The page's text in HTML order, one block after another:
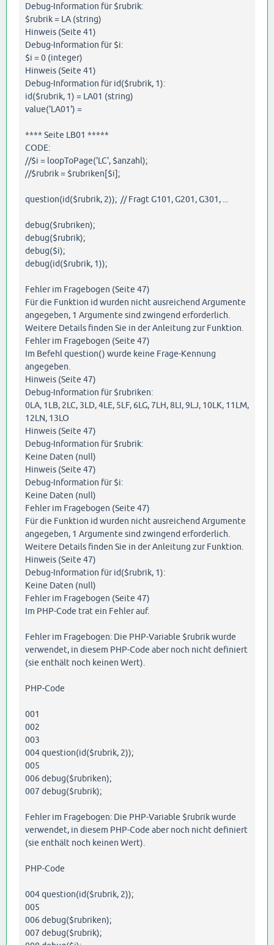
Debug-Information für $rubrik:
$rubrik = LA (string)
Hinweis (Seite 41)
Debug-Information für $i:
$i = 0 (integer)
Hinweis (Seite 41)
Debug-Information für id($rubrik, 1):
id($rubrik, 1) = LA01 (string)
value('LA01') =
**** Seite LB01 *****
CODE:
//$i = loopToPage('LC', $anzahl);
//$rubrik = $rubriken[$i];
question(id($rubrik, 2)); // Fragt G101, G201, G301, ...
debug($rubriken);
debug($rubrik);
debug($i);
debug(id($rubrik, 1));
Fehler im Fragebogen (Seite 47)
Für die Funktion id wurden nicht ausreichend Argumente
angegeben, 1 Argumente sind zwingend erforderlich.
Weitere Details finden Sie in der Anleitung zur Funktion.
Fehler im Fragebogen (Seite 47)
Im Befehl question() wurde keine Frage-Kennung
angegeben.
Hinweis (Seite 47)
Debug-Information für $rubriken:
0LA, 1LB, 2LC, 3LD, 4LE, 5LF, 6LG, 7LH, 8LI, 9LJ, 10LK, 11LM,
12LN, 13LO
Hinweis (Seite 47)
Debug-Information für $rubrik:
Keine Daten (null)
Hinweis (Seite 47)
Debug-Information für $i:
Keine Daten (null)
Fehler im Fragebogen (Seite 47)
Für die Funktion id wurden nicht ausreichend Argumente
angegeben, 1 Argumente sind zwingend erforderlich.
Weitere Details finden Sie in der Anleitung zur Funktion.
Hinweis (Seite 47)
Debug-Information für id($rubrik, 1):
Keine Daten (null)
Fehler im Fragebogen (Seite 47)
Im PHP-Code trat ein Fehler auf.
Fehler im Fragebogen: Die PHP-Variable $rubrik wurde
verwendet, in diesem PHP-Code aber noch nicht definiert
(sie enthält noch keinen Wert).
PHP-Code
001
002
003
004 question(id($rubrik, 2));
005
006 debug($rubriken);
007 debug($rubrik);
Fehler im Fragebogen: Die PHP-Variable $rubrik wurde
verwendet, in diesem PHP-Code aber noch nicht definiert
(sie enthält noch keinen Wert).
PHP-Code
004 question(id($rubrik, 2));
005
006 debug($rubriken);
007 debug($rubrik);